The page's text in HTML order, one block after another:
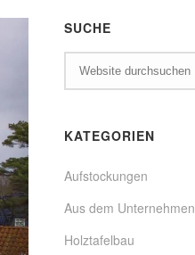
SUCHE
KATEGORIEN
Aufstockungen
Aus dem Unternehmen
Holztafelbau